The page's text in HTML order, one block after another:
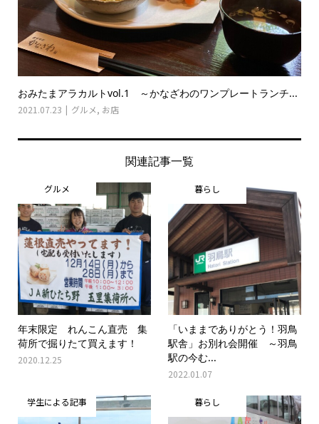
おみたまアラカルトvol.1 ～かなざわのワンプレートランチ...
2021.07.23 グルメ, お店
関連記事一覧
グルメ
年末限定 れんこん直売 集
荷所で掘りたて買えます！
2020.12.25
暮らし
「いままでありがとう！羽鳥
駅舎」お別れ会開催 ～羽鳥
駅の今む...
2022.01.07
学生による記事 暮らし